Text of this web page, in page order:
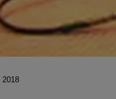
2018